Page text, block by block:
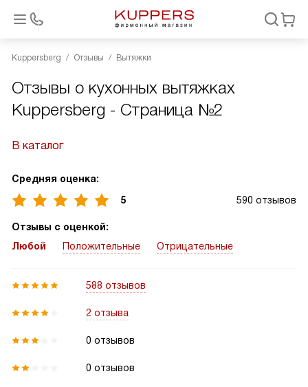
Kuppersberg Отзывы Вытяжки
Отзывы о кухонных вытяжках
Kuppersberg - Страница №2
В каталог
Средняя оценка:
5
590 отзывов
Отзывы с оценкой:
Любой
Положительные Отрицательные
588 отзывов
2 отзыва
0 отзывов
0 отзывов